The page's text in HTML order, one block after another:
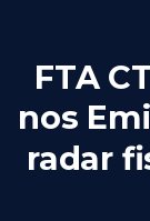
FTA
nos
radar